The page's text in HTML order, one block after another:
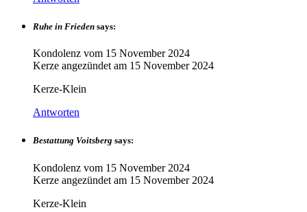
Ruhe in Frieden says:
Kondolenz vom 15 November 2024
Kerze angezündet am 15 November 2024
Kerze-Klein
Antworten
Bestattung Voitsberg says:
Kondolenz vom 15 November 2024
Kerze angezündet am 15 November 2024
Kerze-Klein